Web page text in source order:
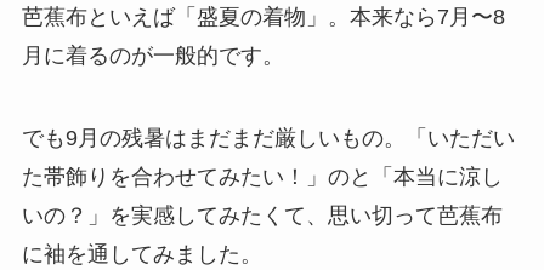
芭蕉布といえば「盛夏の着物」。本来なら7月〜8
月に着るのが一般的です。
でも9月の残暑はまだまだ厳しいもの。「いただい
た帯飾りを合わせてみたい！」のと「本当に涼し
いの？」を実感してみたくて、思い切って芭蕉布
に袖を通してみました。